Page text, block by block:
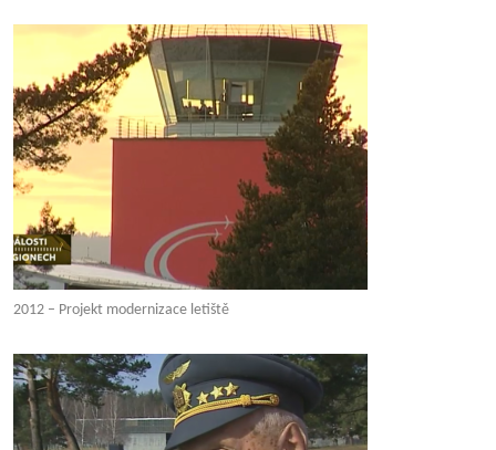
2012 – Projekt modernizace letiště